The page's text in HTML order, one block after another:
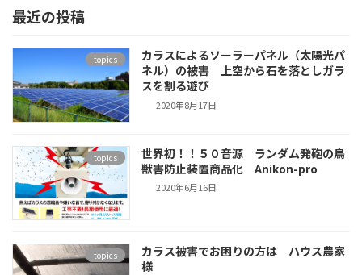
最近の投稿
topics
カラスによるソーラーパネル（太陽光パ
ネル）の被害 上空から石を落としガラ
スを割る遊び
2020年8月17日
topics
世界初！！５０音源 ランダム発砲の鳥
獣害防止装置商品化 Anikon-pro
2020年6月16日
topics
カラス被害でお困りの方は ハウス農家
様